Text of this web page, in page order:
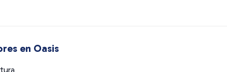
en Oasis